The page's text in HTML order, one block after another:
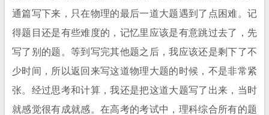
通篇写下来，只在物理的最后一道大题遇到了点困难。记
得题目还是有些难度的，记忆里应该是有意跳过去了，先
写了别的题。等到写完其他题之后，我应该还是剩下了不
少时间，所以返回来写这道物理大题的时候，不是非常紧
张。经过思考和计算，我还是把这道大题写了出来，当时
就感觉很有成就感。在高考的考试中，理科综合所有的题